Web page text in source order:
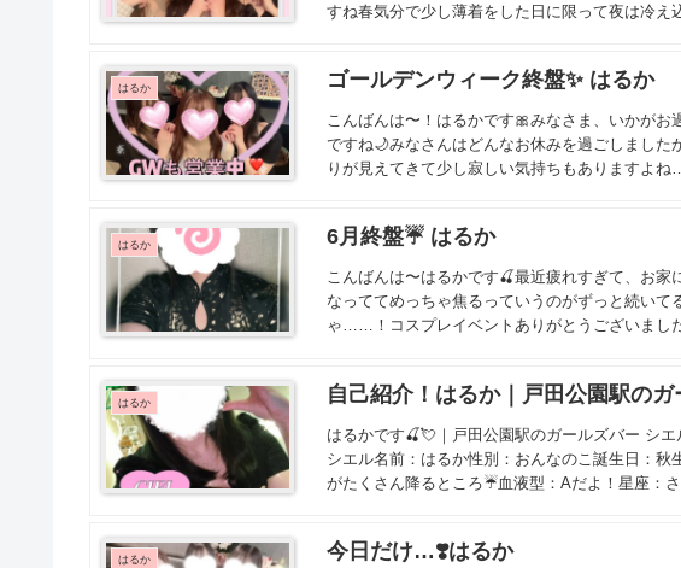
すね春気分で少し薄着をした日に限って夜は冷え
はるか ゴールデンウィーク終盤✨ はるか
こんばんは〜！はるかです🎀みなさま、いかが
ですね🌙みなさんはどんなお休みを過ごしまし
りが見えてきて少し寂しい気持ちもありますよ
はるか 6月終盤☔️ はるか
こんばんは〜はるかです🍒最近疲れすぎて、お
なっててめっちゃ焦るっていうのがずっと続いて
ゃ……！コスプレイベントありがとうございまし
はるか 自己紹介！はるか｜戸田公園駅の
はるかです🍒💘｜戸田公園駅のガールズバー シ
シエル名前：はるか性別：おんなのこ誕生日：
がたくさん降るところ☔️血液型：Aだよ！星座：さ
はるか 今日だけ…❣️はるか